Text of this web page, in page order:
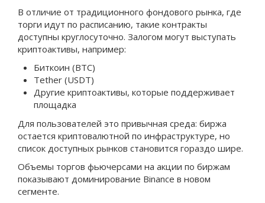
В отличие от традиционного фондового рынка, где
торги идут по расписанию, такие контракты
доступны круглосуточно. Залогом могут выступать
криптоактивы, например:
Биткоин (BTC)
Tether (USDT)
Другие криптоактивы, которые поддерживает
площадка
Для пользователей это привычная среда: биржа
остается криптовалютной по инфраструктуре, но
список доступных рынков становится гораздо шире.
Объемы торгов фьючерсами на акции по биржам
показывают доминирование Binance в новом
сегменте.